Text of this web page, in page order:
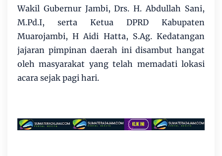
Wakil Gubernur Jambi, Drs. H. Abdullah Sani,
M.Pd.I, serta Ketua DPRD Kabupaten
Muarojambi, H Aidi Hatta, S.Ag. Kedatangan
jajaran pimpinan daerah ini disambut hangat
oleh masyarakat yang telah memadati lokasi
acara sejak pagi hari.